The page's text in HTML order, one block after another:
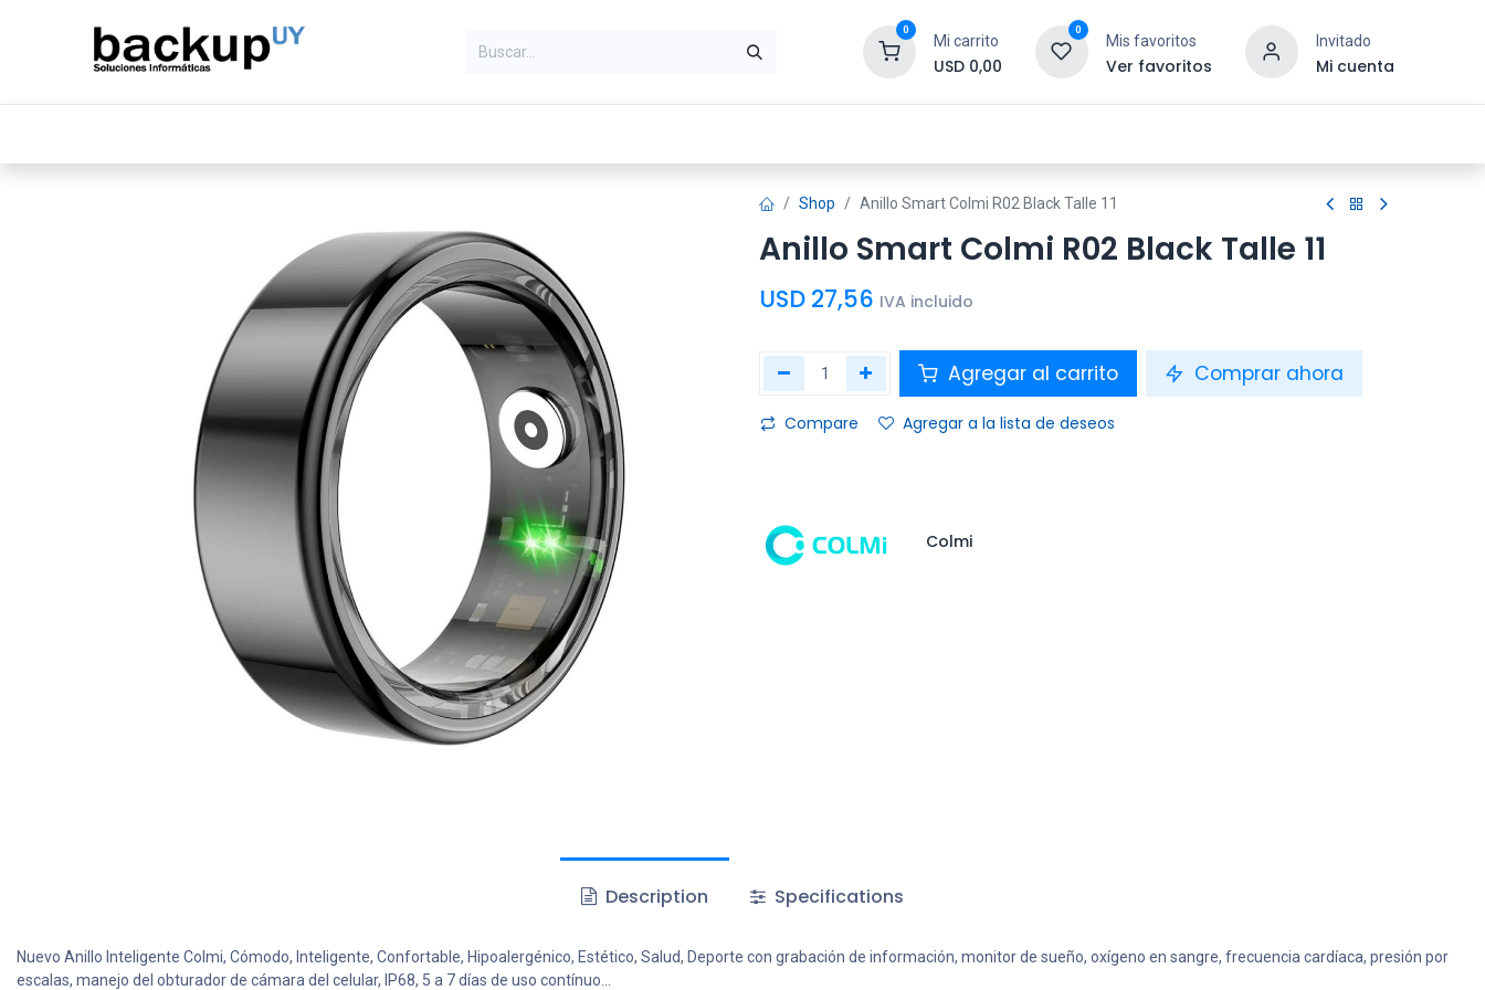
0
Mi carrito
USD 0,00
0
Mis favoritos
Ver favoritos
Invitado
Mi cuenta
Shop Anillo Smart Colmi R02 Black Talle 11
Anillo Smart Colmi R02 Black Talle 11
USD 27,56 IVA incluido
Agregar al carrito Comprar ahora
Compare Agregar a la lista de deseos
Colmi
Description Specifications
Nuevo Anillo Inteligente Colmi, Cómodo, Inteligente, Confortable, Hipoalergénico, Estético, Salud, Deporte con grabación de información, monitor de sueño, oxígeno en sangre, frecuencia cardíaca, presión por
escalas, manejo del obturador de cámara del celular, IP68, 5 a 7 días de uso contínuo...